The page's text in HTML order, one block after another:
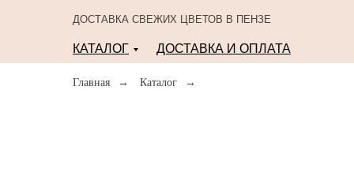
ДОСТАВКА СВЕЖИХ ЦВЕТОВ В ПЕНЗЕ
КАТАЛОГ ДОСТАВКА И ОПЛАТА
Главная → Каталог →